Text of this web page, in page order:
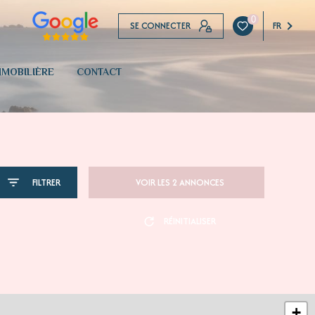
SE CONNECTER 0 FR
CONTACT
FILTRER VOIR LES 2 ANNONCES